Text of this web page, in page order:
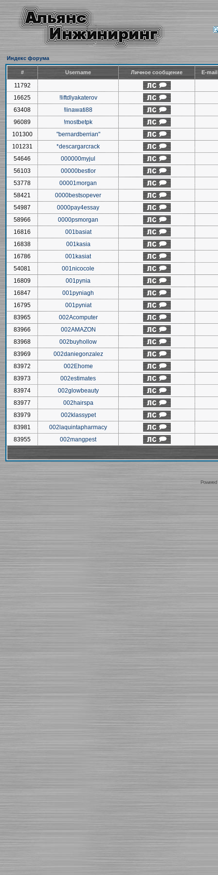
Индекс форума
# Username Личное сообщение E-
11792
16625
!liftdlyakaterov
63408
!linawati88
96089
!mostbetpk
101300
"bernardberrian"
101231
*descargarcrack
54646
000000myjul
56103
00000bestlor
53778
00001morgan
58421
0000bestsopever
54987
0000pay4essay
58966
0000psmorgan
16816
001basiat
16838
001kasia
16786
001kasiat
54081
001nicocole
16809
001pynia
16847
001pyniagh
16795
001pyniat
83965
002Acomputer
83966
002AMAZON
83968
002buyhollow
83969
002daniegonzalez
83972
002Ehome
83973
002estimates
83974
002glowbeauty
83977
002hairspa
83979
002klassypet
83981
002laquintapharmacy
83955
002mangpest